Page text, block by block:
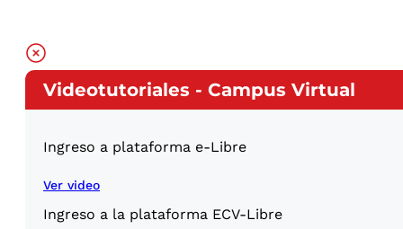
Videotutoriales - Campus Virtual
Ingreso a plataforma e-Libre
Ver video
Ingreso a la plataforma ECV-Libre